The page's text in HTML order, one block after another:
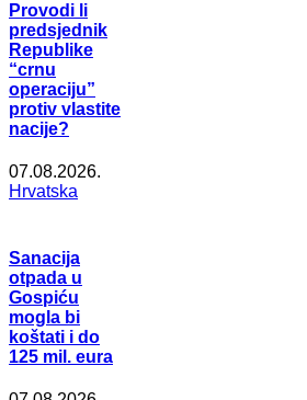
Provodi li
predsjednik
Republike
“crnu
operaciju”
protiv vlastite
nacije?
07.08.2026.
Hrvatska
Sanacija
otpada u
Gospiću
mogla bi
koštati i do
125 mil. eura